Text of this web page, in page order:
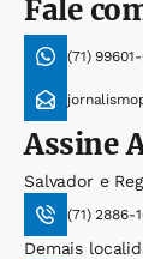
Fale
(71)
Assine
Salvador e
(71) 2886-
Demais